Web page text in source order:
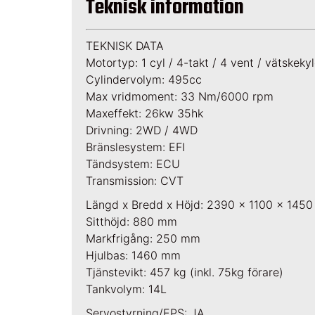
Teknisk information
TEKNISK DATA
Motortyp: 1 cyl / 4-takt / 4 vent /
Cylindervolym: 495cc
Max vridmoment: 33 Nm/6000 rpm
Maxeffekt: 26kw 35hk
Drivning: 2WD / 4WD
Bränslesystem: EFI
Tändsystem: ECU
Transmission: CVT
Längd x Bredd x Höjd: 2390 x 1100 x 1450
Sitthöjd: 880 mm
Markfrigång: 250 mm
Hjulbas: 1460 mm
Tjänstevikt: 457 kg (inkl. 75kg förare)
Tankvolym: 14L